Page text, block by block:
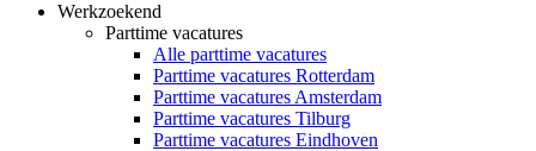
Werkzoekend
Parttime vacatures
Alle parttime vacatures
Parttime vacatures Rotterdam
Parttime vacatures Amsterdam
Parttime vacatures Tilburg
Parttime vacatures Eindhoven